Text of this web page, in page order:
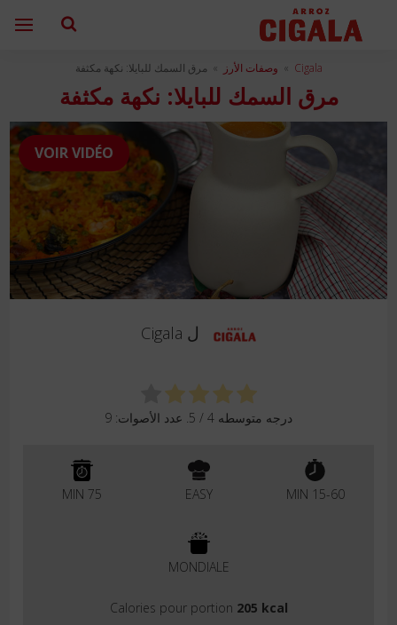
Cigala
» وصفات الأرز » مرق السمك للبايلا: نكهة مكثفة
مرق السمك للبايلا: نكهة مكثفة
VOIR VIDÉO
ل Cigala
درجه متوسطه 4 / 5. عدد الأصوات: 9
15-60 MIN
EASY
75 MIN
MONDIALE
Calories pour portion 205 kcal